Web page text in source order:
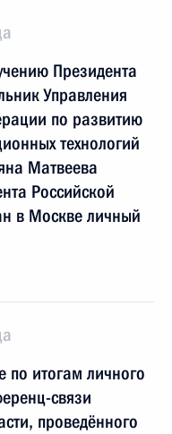
Президента
Управления
по развитию
технологий
Матвеева
Российской
в Москве личный
по итогам личного
связи
проведённого